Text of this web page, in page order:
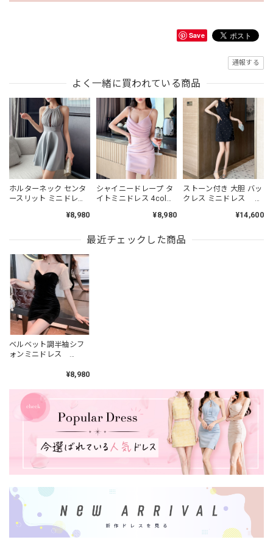
Save
通報する
よく一緒に買われている商品
ホルターネック センタ
ースリット ミニドレス
¥8,980
シャイニードレープ タ
イトミニドレス 4col
¥8,980
ストーン付き 大胆 バッ
クレス ミニドレス
¥14,600
最近チェックした商品
ベルベット調半袖シフ
ォンミニドレス
¥8,980